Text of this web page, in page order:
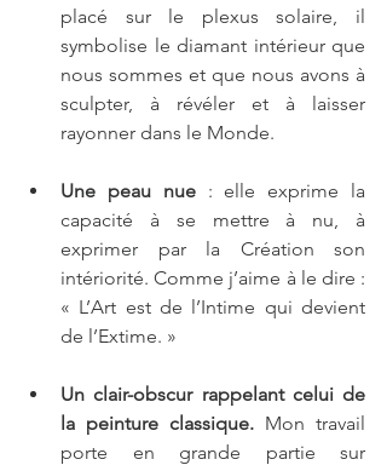
placé sur le plexus solaire, il
symbolise le diamant intérieur que
nous sommes et que nous avons à
sculpter, à révéler et à laisser
rayonner dans le Monde.
Une peau nue : elle exprime la
capacité à se mettre à nu, à
exprimer par la Création son
intériorité. Comme j’aime à le dire :
« L’Art est de l’Intime qui devient
de l’Extime. »
Un clair-obscur rappelant celui de
la peinture classique. Mon travail
porte en grande partie sur